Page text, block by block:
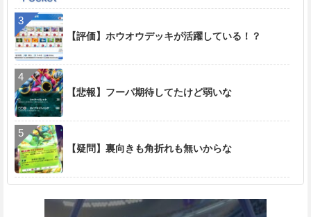
【評価】ホウオウデッキが活躍している！？
【悲報】フーパ期待してたけど弱いな
【疑問】裏向きも角折れも無いからな